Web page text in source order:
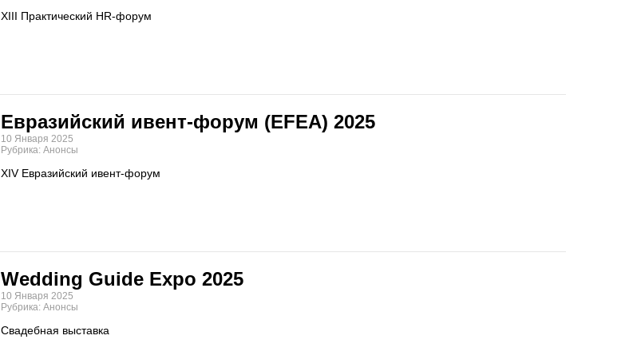
XIII Практический HR-форум
Евразийский ивент-форум (EFEA) 2025
10 Января 2025
Рубрика: Анонсы
XIV Евразийский ивент-форум
Wedding Guide Expo 2025
10 Января 2025
Рубрика: Анонсы
Свадебная выставка